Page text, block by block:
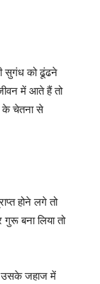
सुगंध को ढूंढने
में आते हैं तो
के चेतना से
होने लगे तो
बना लिया तो
उसके जहाज में